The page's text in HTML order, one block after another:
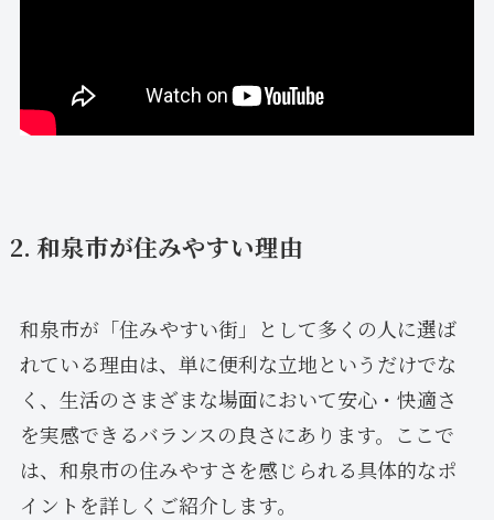
2. 和泉市が住みやすい理由
和泉市が「住みやすい街」として多くの人に選ば
れている理由は、単に便利な立地というだけでな
く、生活のさまざまな場面において安心・快適さ
を実感できるバランスの良さにあります。ここで
は、和泉市の住みやすさを感じられる具体的なポ
イントを詳しくご紹介します。